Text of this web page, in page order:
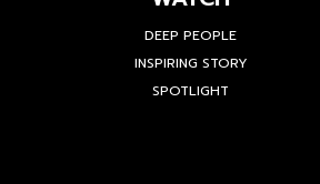
DEEP PEOPLE
INSPIRING STORY
SPOTLIGHT